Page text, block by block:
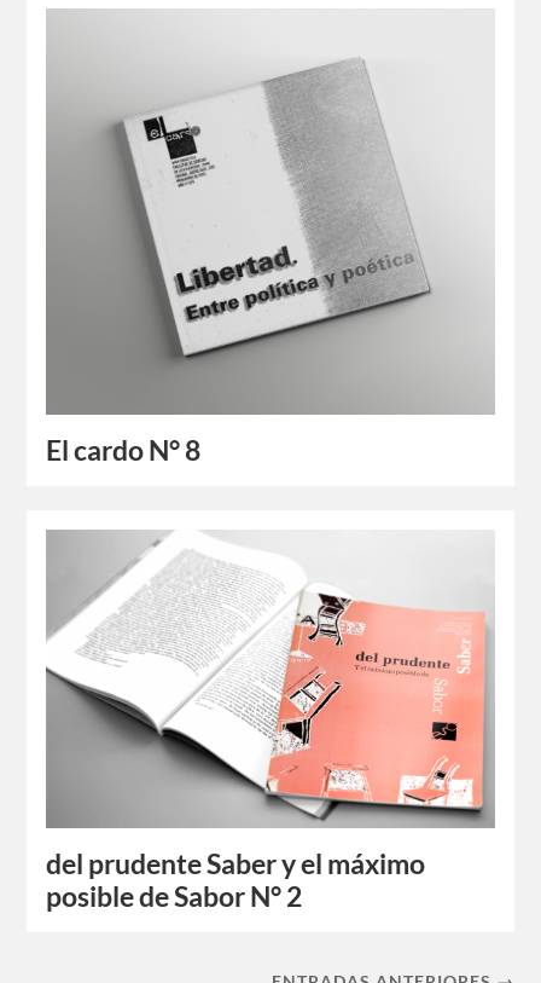
El cardo N° 8
del prudente Saber y el máximo
posible de Sabor N° 2